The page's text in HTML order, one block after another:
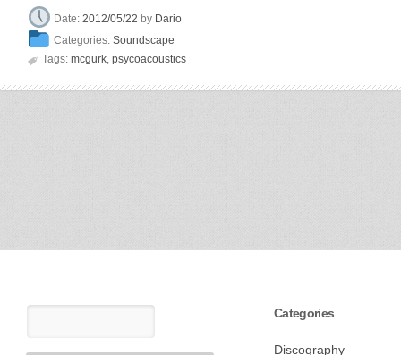
Date:2012/05/22 by Dario
Categories:Soundscape
 Tags: mcgurk psycoacoustics
Categories
Discography